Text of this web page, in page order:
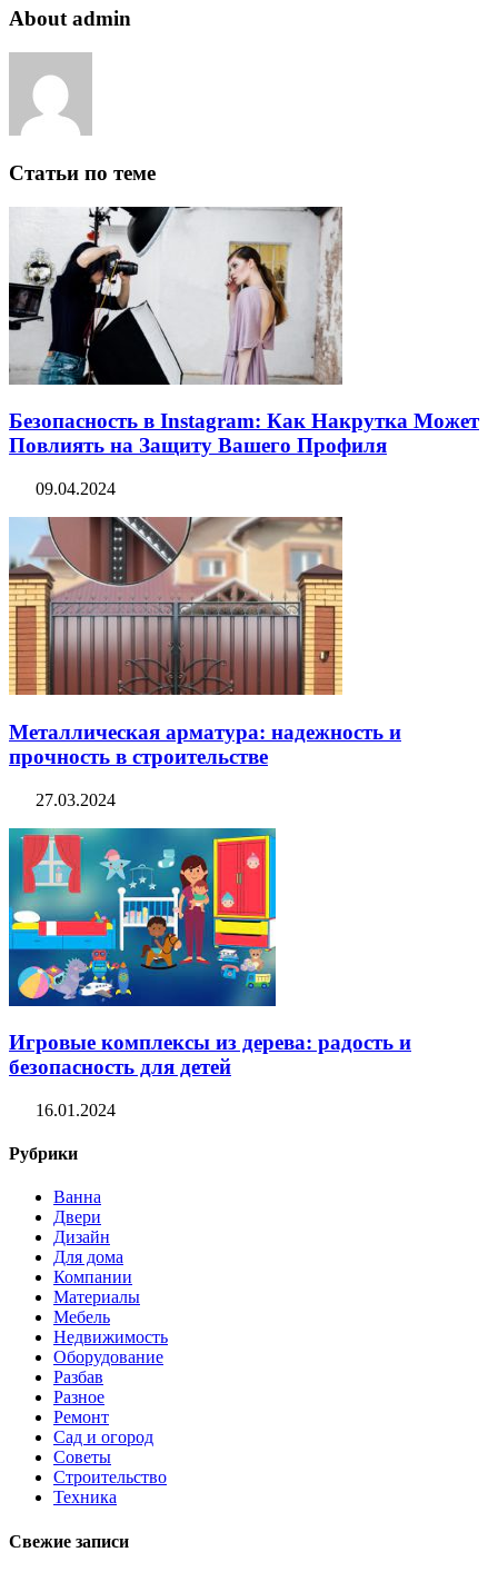
About admin
Статьи по теме
Безопасность в Instagram: Как Накрутка Может
Повлиять на Защиту Вашего Профиля
09.04.2024
Металлическая арматура: надежность и
прочность в строительстве
27.03.2024
Игровые комплексы из дерева: радость и
безопасность для детей
16.01.2024
Рубрики
Ванна
Двери
Дизайн
Для дома
Компании
Материалы
Мебель
Недвижимость
Оборудование
Разбав
Разное
Ремонт
Сад и огород
Советы
Строительство
Техника
Свежие записи